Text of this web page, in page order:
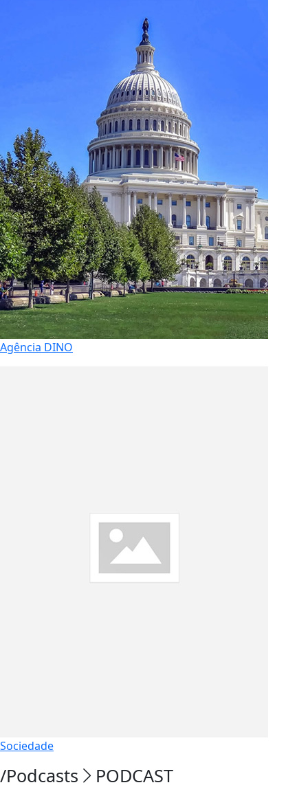
Agência DINO
Sociedade
/Podcasts
PODCAST